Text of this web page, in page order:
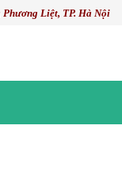
Liệt, TP. Hà Nội